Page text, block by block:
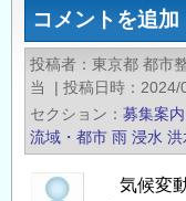
コメントを追加
投稿者
東京都 都市
当
| 投稿日時
2024/
セクション
募集案内
流域・都市 雨 浸水 洪
気候変